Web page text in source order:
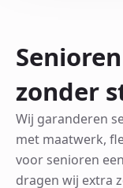
zonder
Wij garanderen
met maatwerk,
voor senioren
dragen wij extra